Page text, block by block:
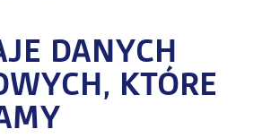
DANYCH
KTÓRE